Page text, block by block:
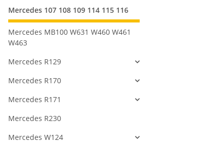
Mercedes 107 108 109 114 115 116
Mercedes MB100 W631 W460 W461
W463
Mercedes R129
Mercedes R170
Mercedes R171
Mercedes R230
Mercedes W124